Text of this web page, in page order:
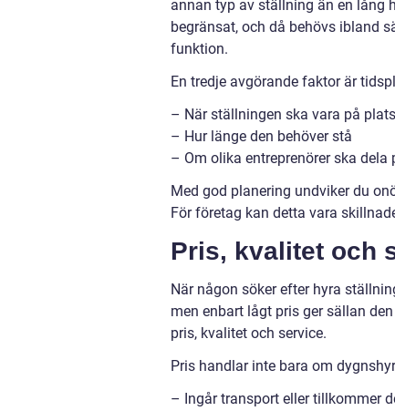
annan typ av ställning än en lång
begränsat, och då behövs ibland
funktion.
En tredje avgörande faktor är
– När ställningen ska vara på plats
– Hur länge den behöver stå
– Om olika entreprenörer ska
Med god planering undviker du
För företag kan detta vara
Pris, kvalitet och
När någon söker efter hyra
men enbart lågt pris ger sällan
pris, kvalitet och service.
Pris handlar inte bara om
– Ingår transport eller tillkommer